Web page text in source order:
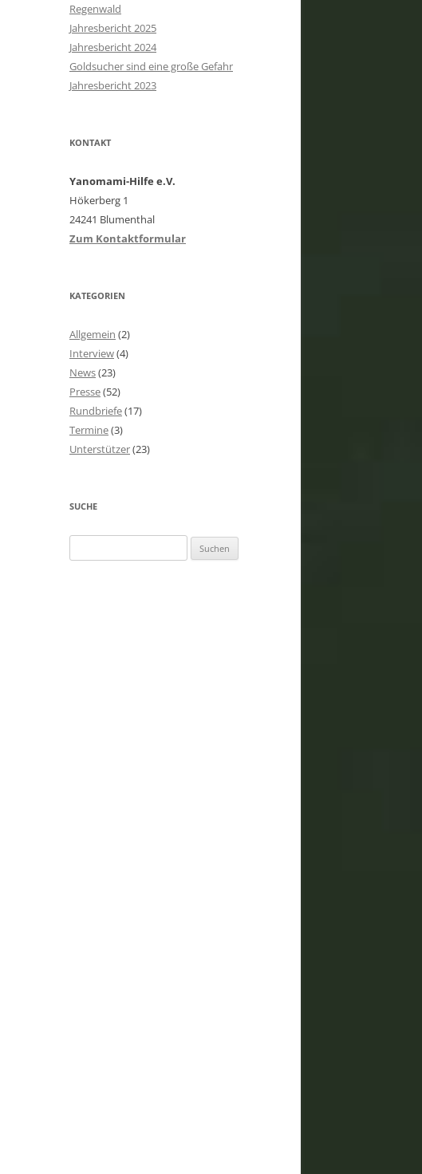
Regenwald
Jahresbericht 2025
Jahresbericht 2024
Goldsucher sind eine große Gefahr
Jahresbericht 2023
KONTAKT
Yanomami-Hilfe e.V.
Hökerberg 1
24241 Blumenthal
Zum Kontaktformular
KATEGORIEN
Allgemein (2)
Interview(4)
News(23)
Presse(52)
Rundbriefe(17)
Termine(3)
Unterstützer(23)
SUCHE
nach: